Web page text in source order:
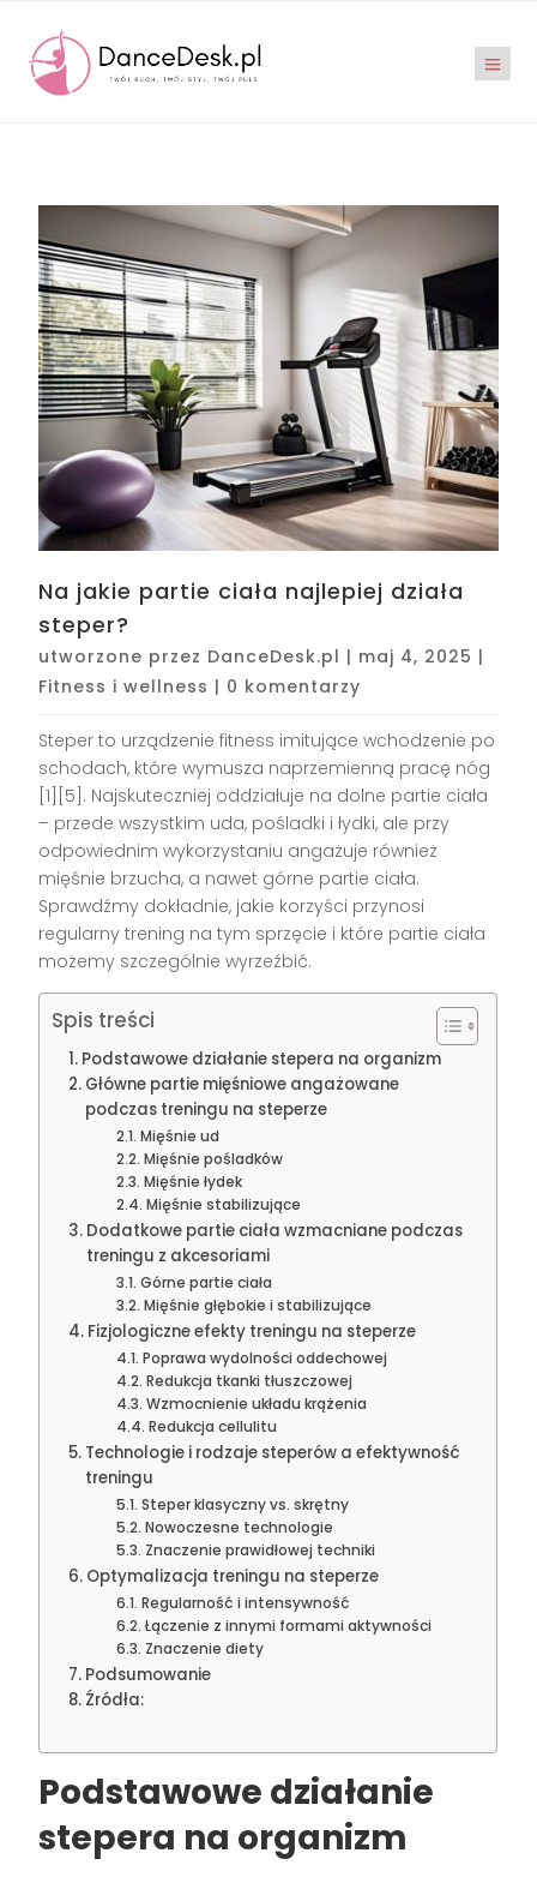
Na jakie partie ciała najlepiej działa
steper?
utworzone przez DanceDesk.pl | maj 4, 2025 |
Fitness i wellness | 0 komentarzy
Steper to urządzenie fitness imitujące wchodzenie po
schodach, które wymusza naprzemienną pracę nóg
[1][5]. Najskuteczniej oddziałuje na dolne partie ciała
– przede wszystkim uda, pośladki i łydki, ale przy
odpowiednim wykorzystaniu angażuje również
mięśnie brzucha, a nawet górne partie ciała.
Sprawdźmy dokładnie, jakie korzyści przynosi
regularny trening na tym sprzęcie i które partie ciała
możemy szczególnie wyrzeźbić.
Spis treści
Podstawowe działanie stepera na organizm
Główne partie mięśniowe angażowane
podczas treningu na steperze
Mięśnie ud
Mięśnie pośladków
Mięśnie łydek
Mięśnie stabilizujące
Dodatkowe partie ciała wzmacniane podczas
treningu z akcesoriami
Górne partie ciała
Mięśnie głębokie i stabilizujące
Fizjologiczne efekty treningu na steperze
Poprawa wydolności oddechowej
Redukcja tkanki tłuszczowej
Wzmocnienie układu krążenia
Redukcja cellulitu
Technologie i rodzaje steperów a efektywność
treningu
Steper klasyczny vs. skrętny
Nowoczesne technologie
Znaczenie prawidłowej techniki
Optymalizacja treningu na steperze
Regularność i intensywność
Łączenie z innymi formami aktywności
Znaczenie diety
Podsumowanie
Źródła:
Podstawowe działanie
stepera na organizm